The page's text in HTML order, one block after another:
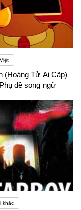
(Hoàng Tử Ai Cập) –
đề song ngữ
khác